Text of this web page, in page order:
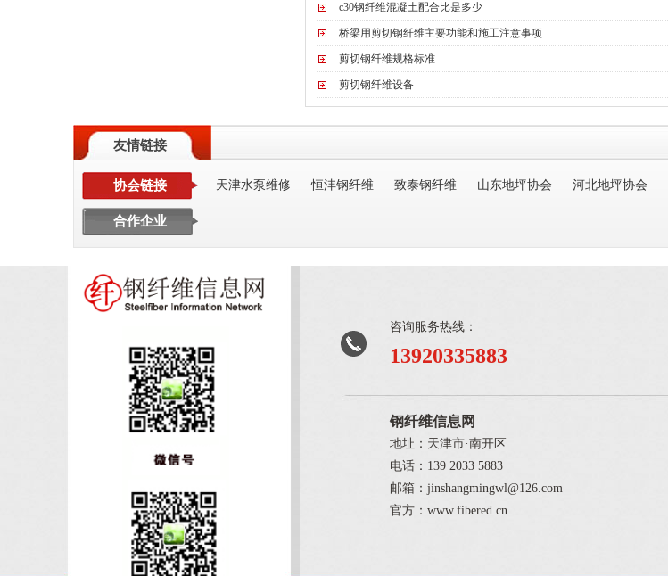
c30钢纤维混凝土配合比是多少
桥梁用剪切钢纤维主要功能和施工注意事项
剪切钢纤维规格标准
剪切钢纤维设备
友情链接
协会链接
合作企业
天津水泵维修 恒沣钢纤维 致泰钢纤维 山东地坪协会 河北地坪协会
咨询服务热线：
13920335883
钢纤维信息网
地址：天津市·南开区
电话：139 2033 5883
邮箱：jinshangmingwl@126.com
官方：www.fibered.cn